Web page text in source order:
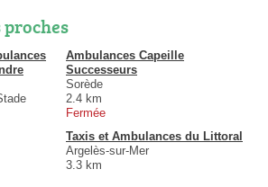
Ambulances Capeille
Successeurs
Sorède
2.4 km
Fermée
Taxis et Ambulances du Littoral
Argelès-sur-Mer
3.3 km